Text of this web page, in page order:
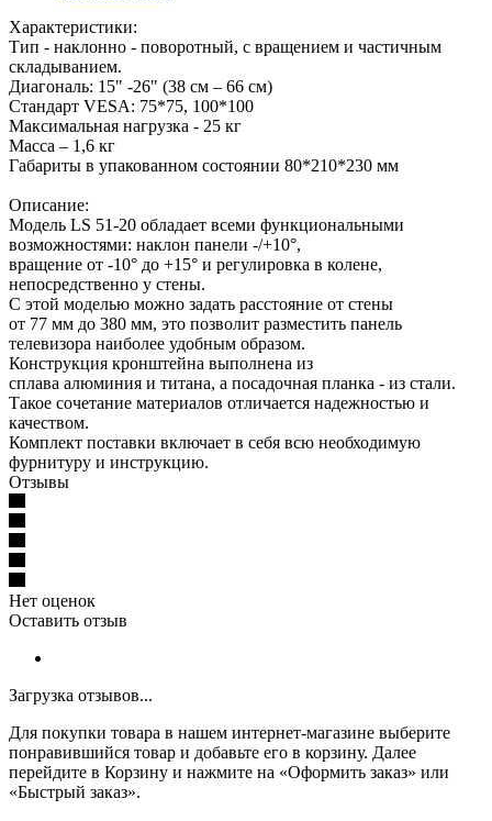
Характеристики:
Тип - наклонно - поворотный, с вращением и частичным
складыванием.
Диагональ: 15" -26" (38 см – 66 см)
Стандарт VESA: 75*75, 100*100
Максимальная нагрузка - 25 кг
Масса – 1,6 кг
Габариты в упакованном состоянии 80*210*230 мм
Описание:
Модель LS 51-20 обладает всеми функциональными
возможностями: наклон панели -/+10°,
вращение от -10° до +15° и регулировка в колене,
непосредственно у стены.
С этой моделью можно задать расстояние от стены
от 77 мм до 380 мм, это позволит разместить панель
телевизора наиболее удобным образом.
Конструкция кронштейна выполнена из
сплава алюминия и титана, а посадочная планка - из стали.
Такое сочетание материалов отличается надежностью и
качеством.
Комплект поставки включает в себя всю необходимую
фурнитуру и инструкцию.
Отзывы
Нет оценок
Оставить отзыв
Загрузка отзывов...
Для покупки товара в нашем интернет-магазине выберите
понравившийся товар и добавьте его в корзину. Далее
перейдите в Корзину и нажмите на «Оформить заказ» или
«Быстрый заказ».